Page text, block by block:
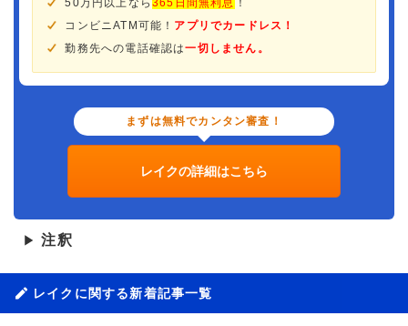
コンビニATM可能！ アプリでカードレス！
勤務先への電話確認は一切しません。
まずは無料でカンタン審査！
レイクの詳細はこちら
▶ 注釈
レイクに関する新着記事一覧